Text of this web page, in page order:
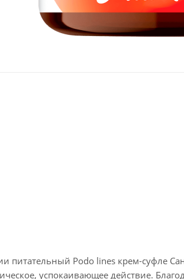
питательный Podo lines крем-суфле
успокаивающее действие.